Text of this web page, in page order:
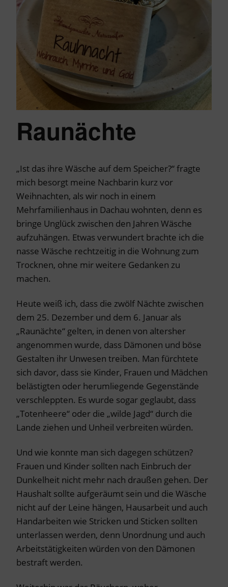
Raunächte
„Ist das ihre Wäsche auf dem Speicher?“ fragte
mich besorgt meine Nachbarin kurz vor
Weihnachten, als wir noch in einem
Mehrfamilienhaus in Dachau wohnten, denn es
bringe Unglück zwischen den Jahren Wäsche
aufzuhängen. Etwas verwundert brachte ich die
nasse Wäsche rechtzeitig in die Wohnung zum
Trocknen, ohne mir weitere Gedanken zu
machen.
Heute weiß ich, dass die zwölf Nächte zwischen
dem 25. Dezember und dem 6. Januar als
„Raunächte“ gelten, in denen von altersher
angenommen wurde, dass Dämonen und böse
Gestalten ihr Unwesen treiben. Man fürchtete
sich davor, dass sie Kinder, Frauen und Mädchen
belästigten oder herumliegende Gegenstände
verschleppten. Es wurde sogar geglaubt, dass
„Totenheere“ oder die „wilde Jagd“ durch die
Lande ziehen und Unheil verbreiten würden.
Und wie konnte man sich dagegen schützen?
Frauen und Kinder sollten nach Einbruch der
Dunkelheit nicht mehr nach draußen gehen. Der
Haushalt sollte aufgeräumt sein und die Wäsche
nicht auf der Leine hängen, Hausarbeit und auch
Handarbeiten wie Stricken und Sticken sollten
unterlassen werden, denn Unordnung und auch
Arbeitstätigkeiten würden von den Dämonen
bestraft werden.